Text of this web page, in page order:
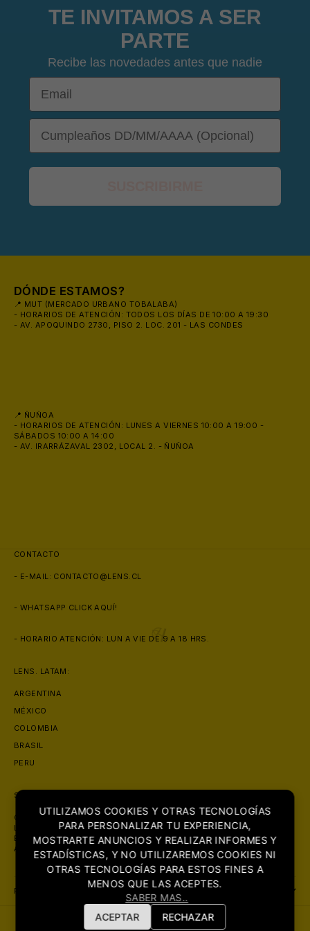
TE INVITAMOS A SER
PARTE
Recibe las novedades antes que nadie
Email
DOB
DÓNDE ESTAMOS?
📍 MUT (MERCADO URBANO TOBALABA)
- HORARIOS DE ATENCIÓN: TODOS LOS DÍAS DE 10:00 A 19:30
- AV. APOQUINDO 2730, PISO 2. LOC. 201 - LAS CONDES
📍 ÑUÑOA
- HORARIOS DE ATENCIÓN: LUNES A VIERNES 10:00 A 19:00 -
SÁBADOS 10:00 A 14:00
- AV. IRARRÁZAVAL 2302, LOCAL 2. - ÑUÑOA
CONTACTO
- E-MAIL: CONTACTO@LENS.CL
- WHATSAPP CLICK AQUÍ!
- HORARIO ATENCIÓN: LUN A VIE DE 9 A 18 HRS.
LENS. LATAM:
ARGENTINA
MÉXICO
COLOMBIA
BRASIL
PERU
SOBRE NOSOTROS
CON PRESENCIA EN MAS DE 6 PAISES, LENS. SE POSICIONA COMO
LA ÓPTICA MAS GRANDE DE LATINOAMERICA. CON FOCO PRINCIPAL
EN LA COMERCIALIZACIÓN DE PRODUCTOS ORIGINALES DE LA MAS
ALTA CALIDAD.
POLITICAS:
UTILIZAMOS COOKIES Y OTRAS TECNOLOGÍAS
PARA PERSONALIZAR TU EXPERIENCIA,
MOSTRARTE ANUNCIOS Y REALIZAR INFORMES Y
ESTADÍSTICAS, Y NO UTILIZAREMOS COOKIES NI
OTRAS TECNOLOGÍAS PARA ESTOS FINES A
MENOS QUE LAS ACEPTES.
SABER MAS..
ACEPTAR
RECHAZAR
⛱️